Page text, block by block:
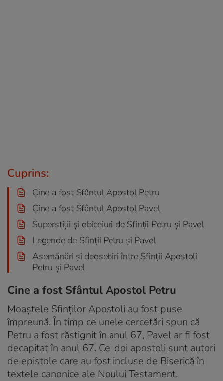
Cuprins:
Cine a fost Sfântul Apostol Petru
Cine a fost Sfântul Apostol Pavel
Superstiții și obiceiuri de Sfinții Petru și Pavel
Legende de Sfinții Petru și Pavel
Asemănări şi deosebiri între Sfinţii Apostoli
Petru şi Pavel
Cine a fost Sfântul Apostol Petru
Moaștele Sfinților Apostoli au fost puse
împreună. În timp ce unele cercetări spun că
Petru a fost răstignit în anul 67, Pavel ar fi fost
decapitat în anul 67. Cei doi apostoli sunt autori
de epistole care au fost incluse de Biserică în
textele canonice ale Noului Testament.